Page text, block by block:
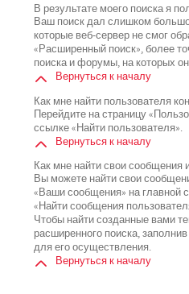
В результате моего поиска я
Ваш поиск дал слишком
которые веб-сервер не смог
«Расширенный поиск», более
поиска и форумы, на которых
Вернуться к началу
Как мне найти пользователя
Перейдите на страницу
ссылке «Найти пользователя».
Вернуться к началу
Как мне найти свои сообщения
Вы можете найти свои
«Ваши сообщения» на главной
«Найти сообщения
Чтобы найти созданные вами
расширенного поиска,
для его осуществления.
Вернуться к началу